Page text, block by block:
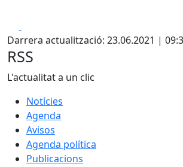
Darrera actualització: 23.06.2021 |
RSS
L'actualitat a un clic
Notícies
Agenda
Avisos
Agenda política
Publicacions